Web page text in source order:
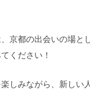
京都の出会いの場と
ください！
しみながら、新しい